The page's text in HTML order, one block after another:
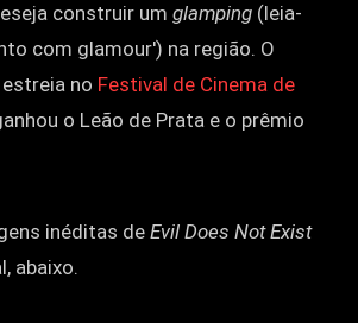
construir um glamping (leia-
com glamour') na região. O
no Festival de Cinema de
o Leão de Prata e o prêmio
inéditas deEvil Does Not Exist
abaixo.